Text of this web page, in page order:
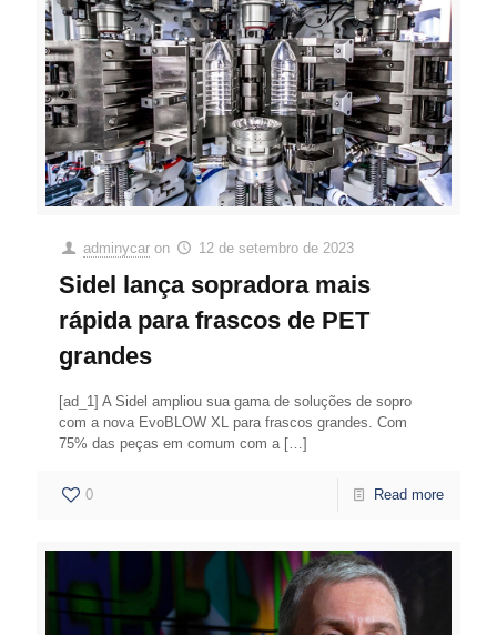
adminycar on 12 de setembro de 2023
Sidel lança sopradora mais
rápida para frascos de PET
grandes
[ad_1] A Sidel ampliou sua gama de soluções de sopro
com a nova EvoBLOW XL para frascos grandes. Com
75% das peças em comum com a[…]
0 Read more